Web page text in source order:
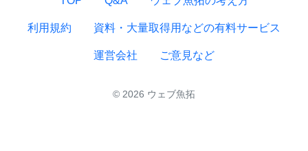
利用規約 資料・大量取得用などの有料サービス
運営会社 ご意見など
© 2026 ウェブ魚拓